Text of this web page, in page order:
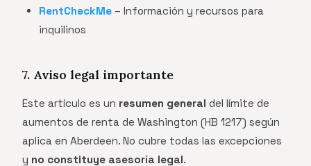
RentCheckMe – Información y recursos para
inquilinos
7. Aviso legal importante
Este artículo es un resumen general del límite de
aumentos de renta de Washington (HB 1217) según
aplica en Aberdeen. No cubre todas las excepciones
y no constituye asesoría legal.